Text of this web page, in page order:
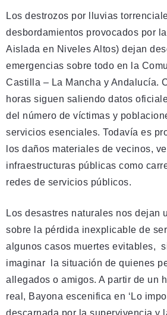
Los destrozos por lluvias
desbordamientos provocados por
Aislada en Niveles Altos) dejan
emergencias sobre todo en la
Castilla – La Mancha y Andalucía.
horas siguen saliendo datos
del número de víctimas y
servicios esenciales. Todavía es
los daños materiales de vecinos,
infraestructuras públicas como
redes de servicios públicos.
Los desastres naturales nos dejan
sobre la pérdida inexplicable de
algunos casos muertes evitables,
imaginar la situación de quienes
allegados o amigos. A partir de un
real, Bayona escenifica en ‘Lo